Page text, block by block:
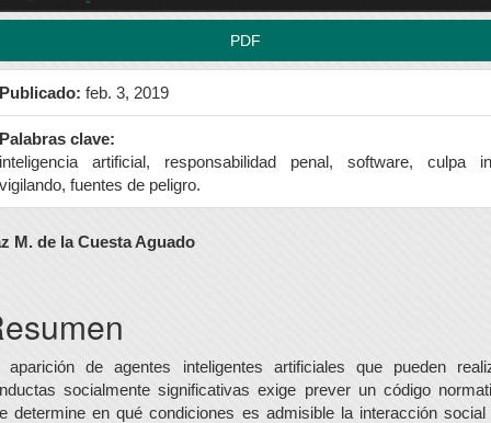
PDF
Publicado: feb. 3, 2019
Palabras clave:
inteligencia artificial, responsabilidad penal, software, culpa in
vigilando, fuentes de peligro.
M. de la Cuesta Aguado
aparición de agentes inteligentes artificiales que pueden
socialmente significativas exige prever un código
determine en qué condiciones es admisible la interacción social